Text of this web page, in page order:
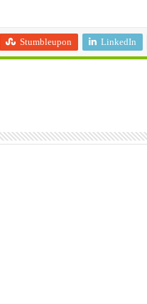
Stumbleupon LinkedIn